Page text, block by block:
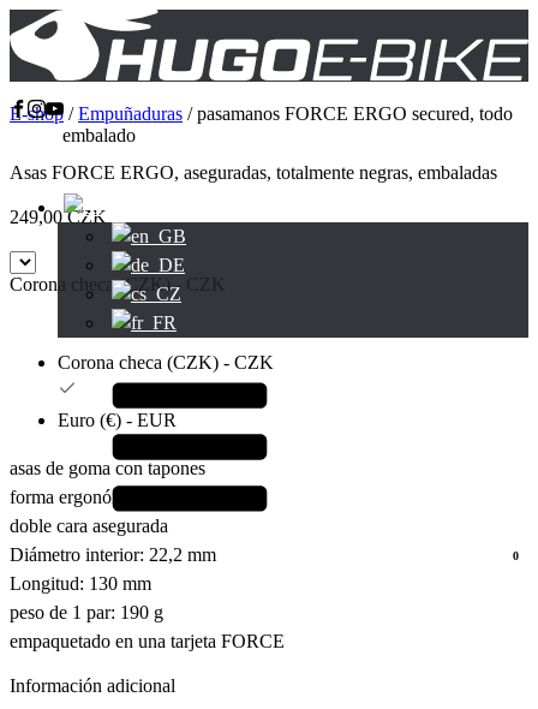
0
E-shop /Empuñaduras / pasamanos FORCE ERGO secured, todo
negro, embalado
Asas FORCE ERGO, aseguradas, totalmente negras, embaladas
249,00CZK
Corona checa (CZK) - CZK
Corona checa (CZK) - CZK
Euro (€) - EUR
asas de goma con tapones
forma ergonómica
doble cara asegurada
Diámetro interior: 22,2 mm
Longitud: 130 mm
peso de 1 par: 190 g
empaquetado en una tarjeta FORCE
Información adicional